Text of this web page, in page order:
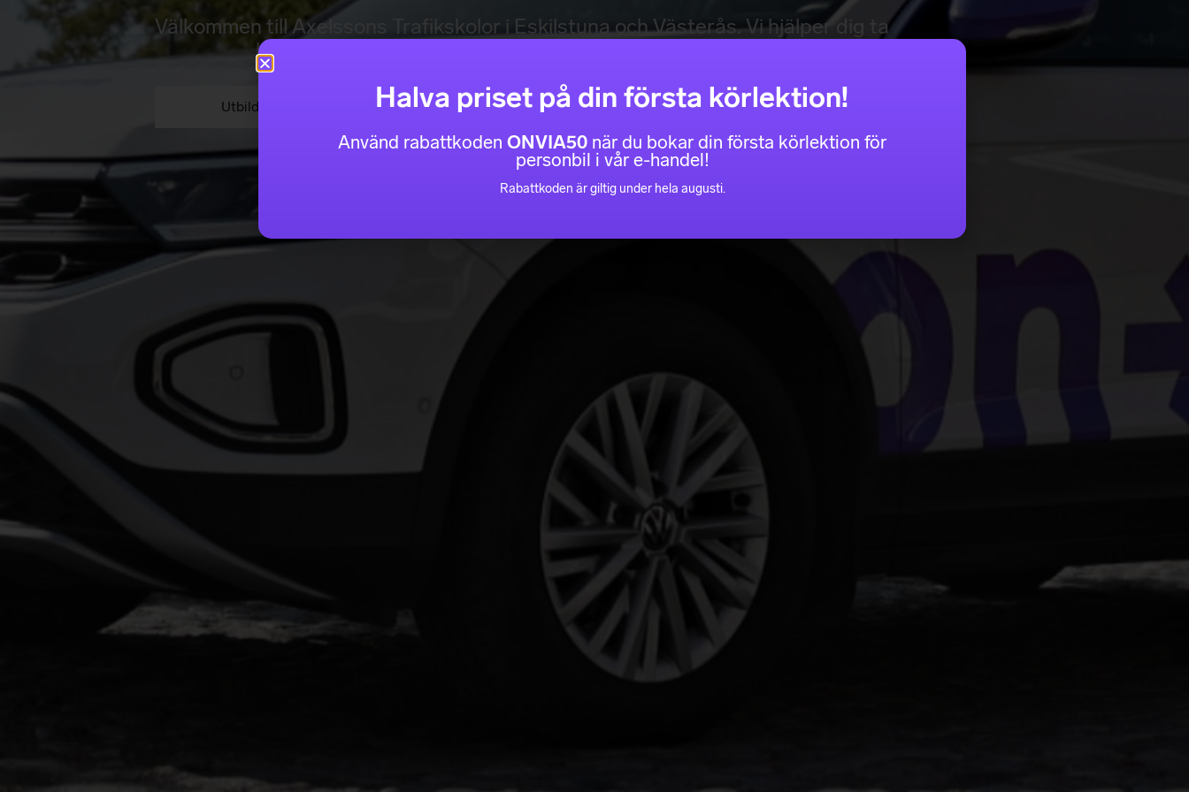
Välkommen till Axelssons Trafikskolor i Eskilstuna och Västerås. Vi hjälper dig ta
körkort med personligt anpassad utbildning för varje elev.
Utbildningar Handledarkurs Kontakt
Halva priset på din första körlektion!
Använd rabattkoden ONVIA50 när du bokar din första körlektion för
personbil i vår e-handel!
Rabattkoden är giltig under hela augusti.